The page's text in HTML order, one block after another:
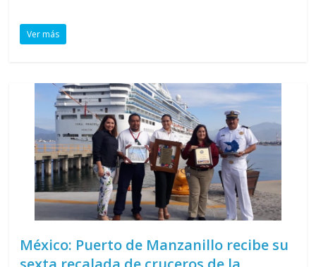
Ver más
México: Puerto de Manzanillo recibe su